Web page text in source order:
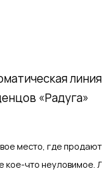
линия по
продаются
Леденцы